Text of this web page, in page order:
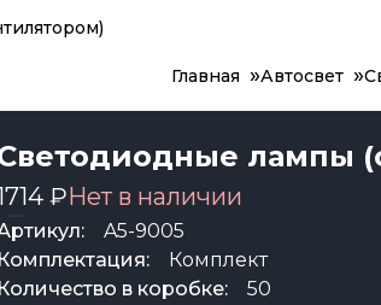
Главная Автосвет
лампы
₽Нет в наличии
A5-9005
Комплектация:
Комплект
Количество в коробке:
50